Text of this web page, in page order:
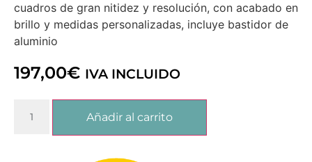
cuadros de gran nitidez y resolución, con acabado en
brillo y medidas personalizadas, incluye bastidor de
aluminio
197,00€ IVA INCLUIDO
Añadir al carrito